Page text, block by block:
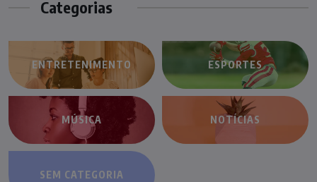
Categorias
ENTRETENIMENTO ESPORTES
MÚSICA NOTÍCIAS
SEM CATEGORIA